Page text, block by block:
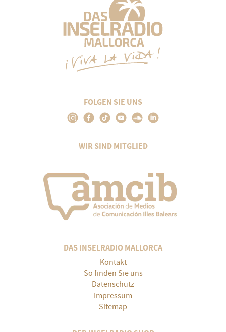
FOLGEN SIE UNS
WIR SIND MITGLIED
DAS INSELRADIO MALLORCA
Kontakt
So finden Sie uns
Datenschutz
Impressum
Sitemap